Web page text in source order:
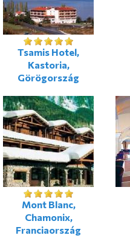
Tsamis Hotel,
Kastoria,
Görögország
Mont Blanc,
Chamonix,
Franciaország